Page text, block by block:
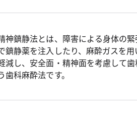
神鎮静法とは、障害による身体の
鎮静薬を注入したり、麻酔ガスを
減し、安全面・精神面を考慮して
歯科麻酔法です。